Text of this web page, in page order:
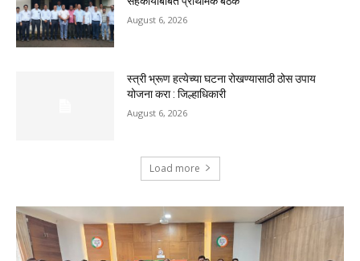
August 6, 2026
स्त्री भ्रूण हत्येच्या घटना रोखण्यासाठी ठोस उपाय
योजना करा : जिल्हाधिकारी
August 6, 2026
Load more